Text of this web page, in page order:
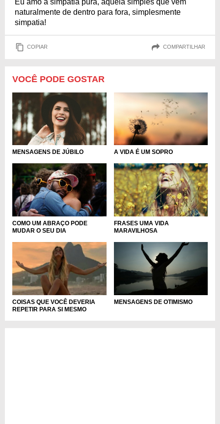
naturalmente de dentro para fora, simplesmente
simpatia!
COPIAR COMPARTILHAR
VOCÊ PODE GOSTAR
MENSAGENS DE JÚBILO A VIDA É UM SOPRO
COMO UM ABRAÇO PODE
MUDAR O SEU DIA
FRASES UMA VIDA
MARAVILHOSA
COISAS QUE VOCÊ DEVERIA
REPETIR PARA SI MESMO
MENSAGENS DE OTIMISMO